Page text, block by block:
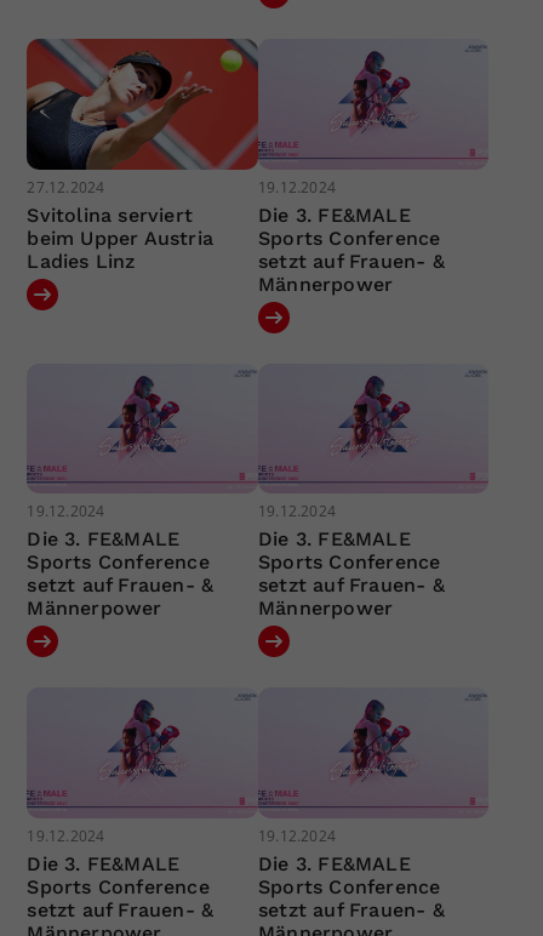
27.12.2024
Svitolina serviert
beim Upper Austria
Ladies Linz
19.12.2024
Die 3. FE&MALE
Sports Conference
setzt auf Frauen- &
Männerpower
19.12.2024
Die 3. FE&MALE
Sports Conference
setzt auf Frauen- &
Männerpower
19.12.2024
Die 3. FE&MALE
Sports Conference
setzt auf Frauen- &
Männerpower
19.12.2024
Die 3. FE&MALE
Sports Conference
setzt auf Frauen- &
19.12.2024
Die 3. FE&MALE
Sports Conference
setzt auf Frauen- &